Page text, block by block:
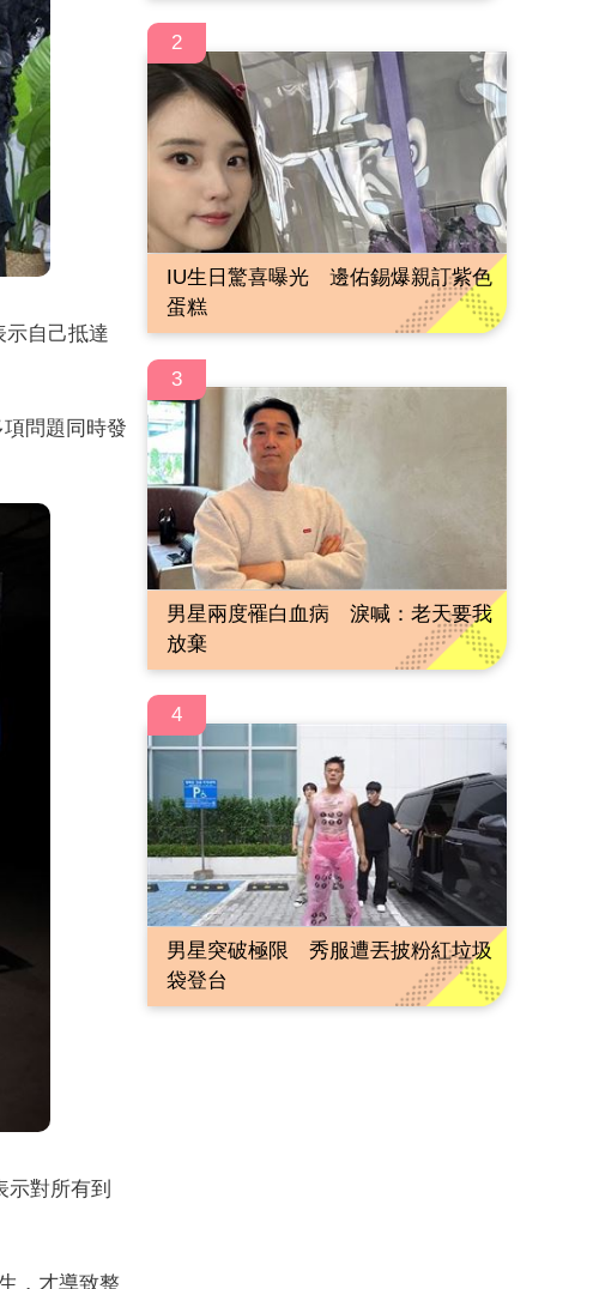
示自己抵達
問題同時發
對所有到
，才導致整
2
IU生日驚喜曝光 邊佑錫爆親訂紫色
蛋糕
3
男星兩度罹白血病 淚喊：老天要我
放棄
4
男星突破極限 秀服遭丟披粉紅垃圾
袋登台